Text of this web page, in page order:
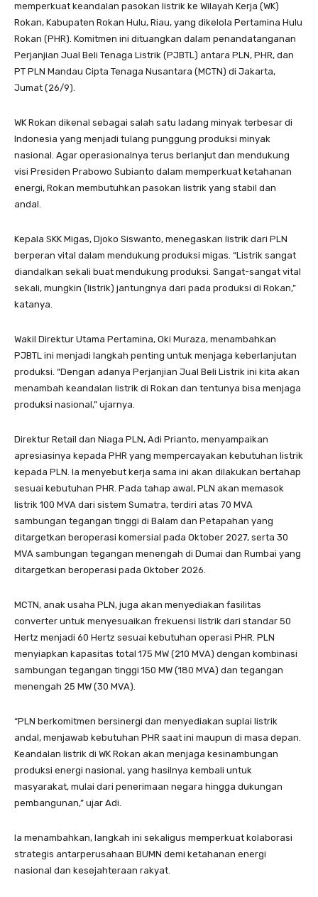
memperkuat keandalan pasokan listrik ke Wilayah Kerja (WK)
Rokan, Kabupaten Rokan Hulu, Riau, yang dikelola Pertamina Hulu
Rokan (PHR). Komitmen ini dituangkan dalam penandatanganan
Perjanjian Jual Beli Tenaga Listrik (PJBTL) antara PLN, PHR, dan
PT PLN Mandau Cipta Tenaga Nusantara (MCTN) di Jakarta,
Jumat (26/9).
WK Rokan dikenal sebagai salah satu ladang minyak terbesar di
Indonesia yang menjadi tulang punggung produksi minyak
nasional. Agar operasionalnya terus berlanjut dan mendukung
visi Presiden Prabowo Subianto dalam memperkuat ketahanan
energi, Rokan membutuhkan pasokan listrik yang stabil dan
andal.
Kepala SKK Migas, Djoko Siswanto, menegaskan listrik dari PLN
berperan vital dalam mendukung produksi migas. “Listrik sangat
diandalkan sekali buat mendukung produksi. Sangat-sangat vital
sekali, mungkin (listrik) jantungnya dari pada produksi di Rokan,”
katanya.
Wakil Direktur Utama Pertamina, Oki Muraza, menambahkan
PJBTL ini menjadi langkah penting untuk menjaga keberlanjutan
produksi. “Dengan adanya Perjanjian Jual Beli Listrik ini kita akan
menambah keandalan listrik di Rokan dan tentunya bisa menjaga
produksi nasional,” ujarnya.
Direktur Retail dan Niaga PLN, Adi Prianto, menyampaikan
apresiasinya kepada PHR yang mempercayakan kebutuhan listrik
kepada PLN. Ia menyebut kerja sama ini akan dilakukan bertahap
sesuai kebutuhan PHR. Pada tahap awal, PLN akan memasok
listrik 100 MVA dari sistem Sumatra, terdiri atas 70 MVA
sambungan tegangan tinggi di Balam dan Petapahan yang
ditargetkan beroperasi komersial pada Oktober 2027, serta 30
MVA sambungan tegangan menengah di Dumai dan Rumbai yang
ditargetkan beroperasi pada Oktober 2026.
MCTN, anak usaha PLN, juga akan menyediakan fasilitas
converter untuk menyesuaikan frekuensi listrik dari standar 50
Hertz menjadi 60 Hertz sesuai kebutuhan operasi PHR. PLN
menyiapkan kapasitas total 175 MW (210 MVA) dengan kombinasi
sambungan tegangan tinggi 150 MW (180 MVA) dan tegangan
menengah 25 MW (30 MVA).
“PLN berkomitmen bersinergi dan menyediakan suplai listrik
andal, menjawab kebutuhan PHR saat ini maupun di masa depan.
Keandalan listrik di WK Rokan akan menjaga kesinambungan
produksi energi nasional, yang hasilnya kembali untuk
masyarakat, mulai dari penerimaan negara hingga dukungan
pembangunan,” ujar Adi.
Ia menambahkan, langkah ini sekaligus memperkuat kolaborasi
strategis antarperusahaan BUMN demi ketahanan energi
nasional dan kesejahteraan rakyat.